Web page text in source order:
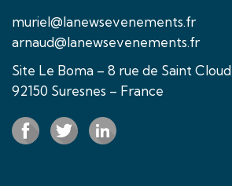
muriel@lanewsevenements.fr
arnaud@lanewsevenements.fr
Site Le Boma – 8 rue de Saint Cloud
92150 Suresnes – France